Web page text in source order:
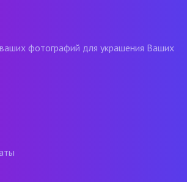
фотографий для украшения Ваших